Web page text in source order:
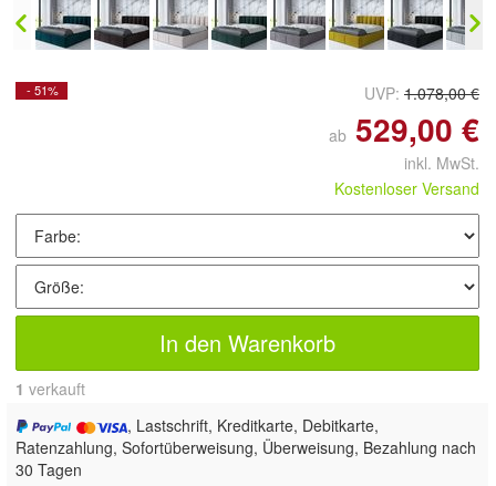
- 51% UVP: 1.078,00 €
ab 529,00 €
inkl. MwSt.
Kostenloser Versand
In den Warenkorb
1 verkauft
, Lastschrift, Kreditkarte, Debitkarte,
Ratenzahlung, Sofortüberweisung, Überweisung, Bezahlung nach
30 Tagen